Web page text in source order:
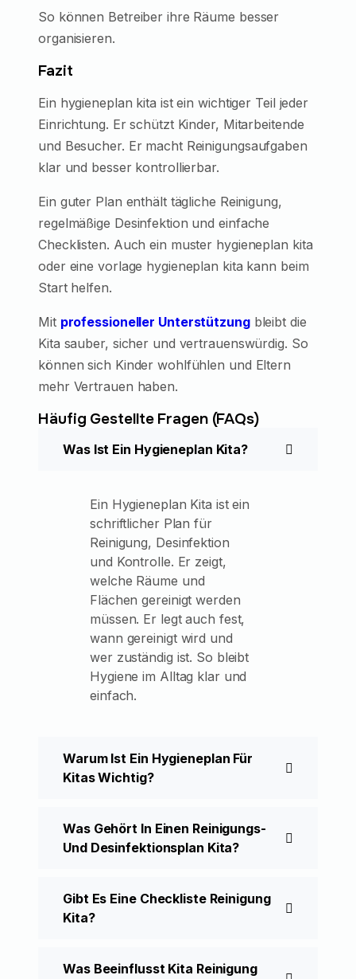
So können Betreiber ihre Räume besser
organisieren.
Fazit
Ein hygieneplan kita ist ein wichtiger Teil jeder
Einrichtung. Er schützt Kinder, Mitarbeitende
und Besucher. Er macht Reinigungsaufgaben
klar und besser kontrollierbar.
Ein guter Plan enthält tägliche Reinigung,
regelmäßige Desinfektion und einfache
Checklisten. Auch ein muster hygieneplan kita
oder eine vorlage hygieneplan kita kann beim
Start helfen.
Mit professioneller Unterstützungbleibt die
Kita sauber, sicher und vertrauenswürdig. So
können sich Kinder wohlfühlen und Eltern
mehr Vertrauen haben.
Häufig Gestellte Fragen (FAQs)
Was Ist Ein Hygieneplan Kita?
Ein Hygieneplan Kita ist ein
schriftlicher Plan für
Reinigung, Desinfektion
und Kontrolle. Er zeigt,
welche Räume und
Flächen gereinigt werden
müssen. Er legt auch fest,
wann gereinigt wird und
wer zuständig ist. So bleibt
Hygiene im Alltag klar und
einfach.
Warum Ist Ein Hygieneplan Für
Kitas Wichtig?
Was Gehört In Einen Reinigungs-
Und Desinfektionsplan Kita?
Gibt Es Eine Checkliste Reinigung
Kita?
Was Beeinflusst Kita Reinigung